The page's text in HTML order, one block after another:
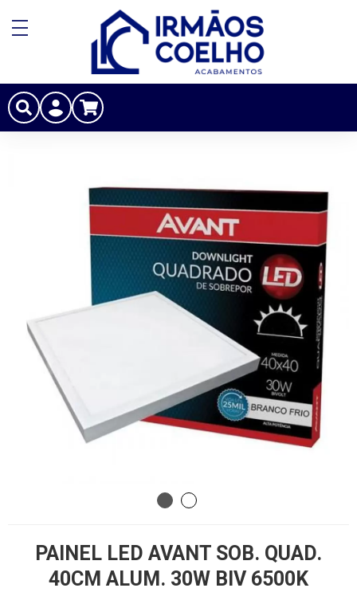
PAINEL LED AVANT SOB. QUAD.
40CM ALUM. 30W BIV 6500K